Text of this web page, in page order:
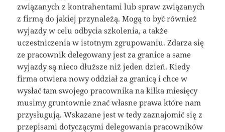
związanych z kontrahentami lub spraw związanych
z firmą do jakiej przynależą. Mogą to być również
wyjazdy w celu odbycia szkolenia, a także
uczestniczenia w istotnym zgrupowaniu. Zdarza się
ze pracownik delegowany jest za granice a same
wyjazdy są nieco dłuższe niż jeden dzień. Kiedy
firma otwiera nowy oddział za granicą i chce w
wysłać tam swojego pracownika na kilka miesięcy
musimy gruntownie znać własne prawa które nam
przysługują. Wskazane jest w tedy zaznajomić się z
przepisami dotyczącymi delegowania pracowników